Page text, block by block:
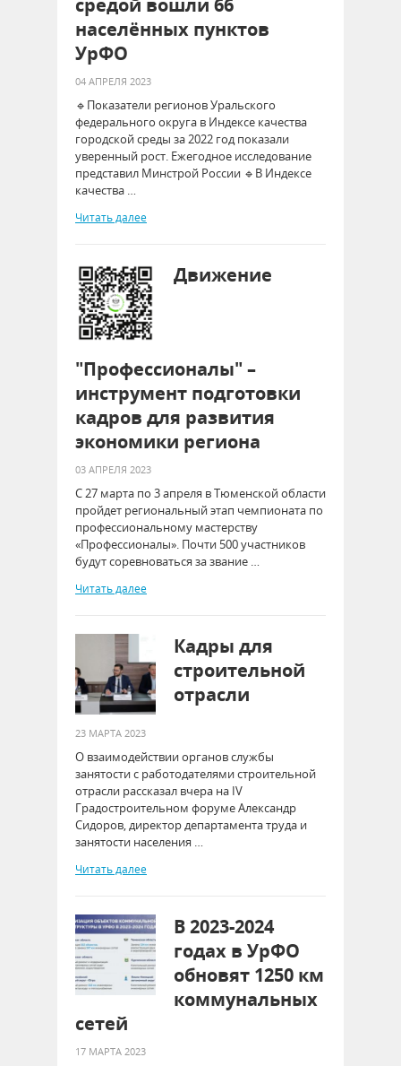
средой вошли 66
населённых пунктов
УрФО
04 АПРЕЛЯ 2023
🔹Показатели регионов Уральского
федерального округа в Индексе качества
городской среды за 2022 год показали
уверенный рост. Ежегодное исследование
представил Минстрой России 🔹В Индексе
качества …
Читать далее
Движение
"Профессионалы" –
инструмент подготовки
кадров для развития
экономики региона
03 АПРЕЛЯ 2023
С 27 марта по 3 апреля в Тюменской области
пройдет региональный этап чемпионата по
профессиональному мастерству
«Профессионалы». Почти 500 участников
будут соревноваться за звание …
Читать далее
Кадры для
строительной
отрасли
23 МАРТА 2023
О взаимодействии органов службы
занятости с работодателями строительной
отрасли рассказал вчера на IV
Градостроительном форуме Александр
Сидоров, директор департамента труда и
занятости населения …
Читать далее
В 2023-2024
годах в УрФО
обновят 1250 км
коммунальных
сетей
17 МАРТА 2023